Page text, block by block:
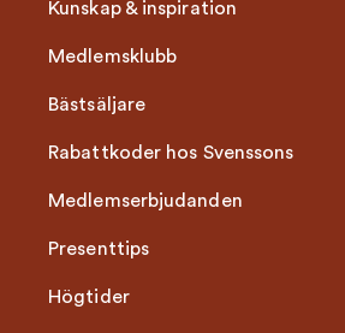
Kunskap & inspiration
Medlemsklubb
Bästsäljare
Rabattkoder hos Svenssons
Medlemserbjudanden
Presenttips
Högtider